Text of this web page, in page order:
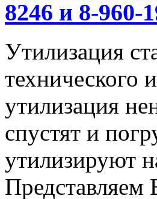
8246 и 8-960-
Утилизация
технического
утилизация
спустят и
утилизируют